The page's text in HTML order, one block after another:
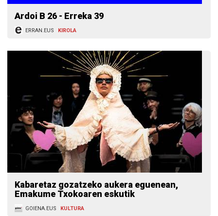
Ardoi B 26 - Erreka 39
ERRAN.EUS KIROLA
Kabaretaz gozatzeko aukera eguenean,
Emakume Txokoaren eskutik
GOIENA.EUS KULTURA